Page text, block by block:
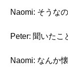
Naomi: そうな
Peter: 聞いたこ
Naomi: なんか